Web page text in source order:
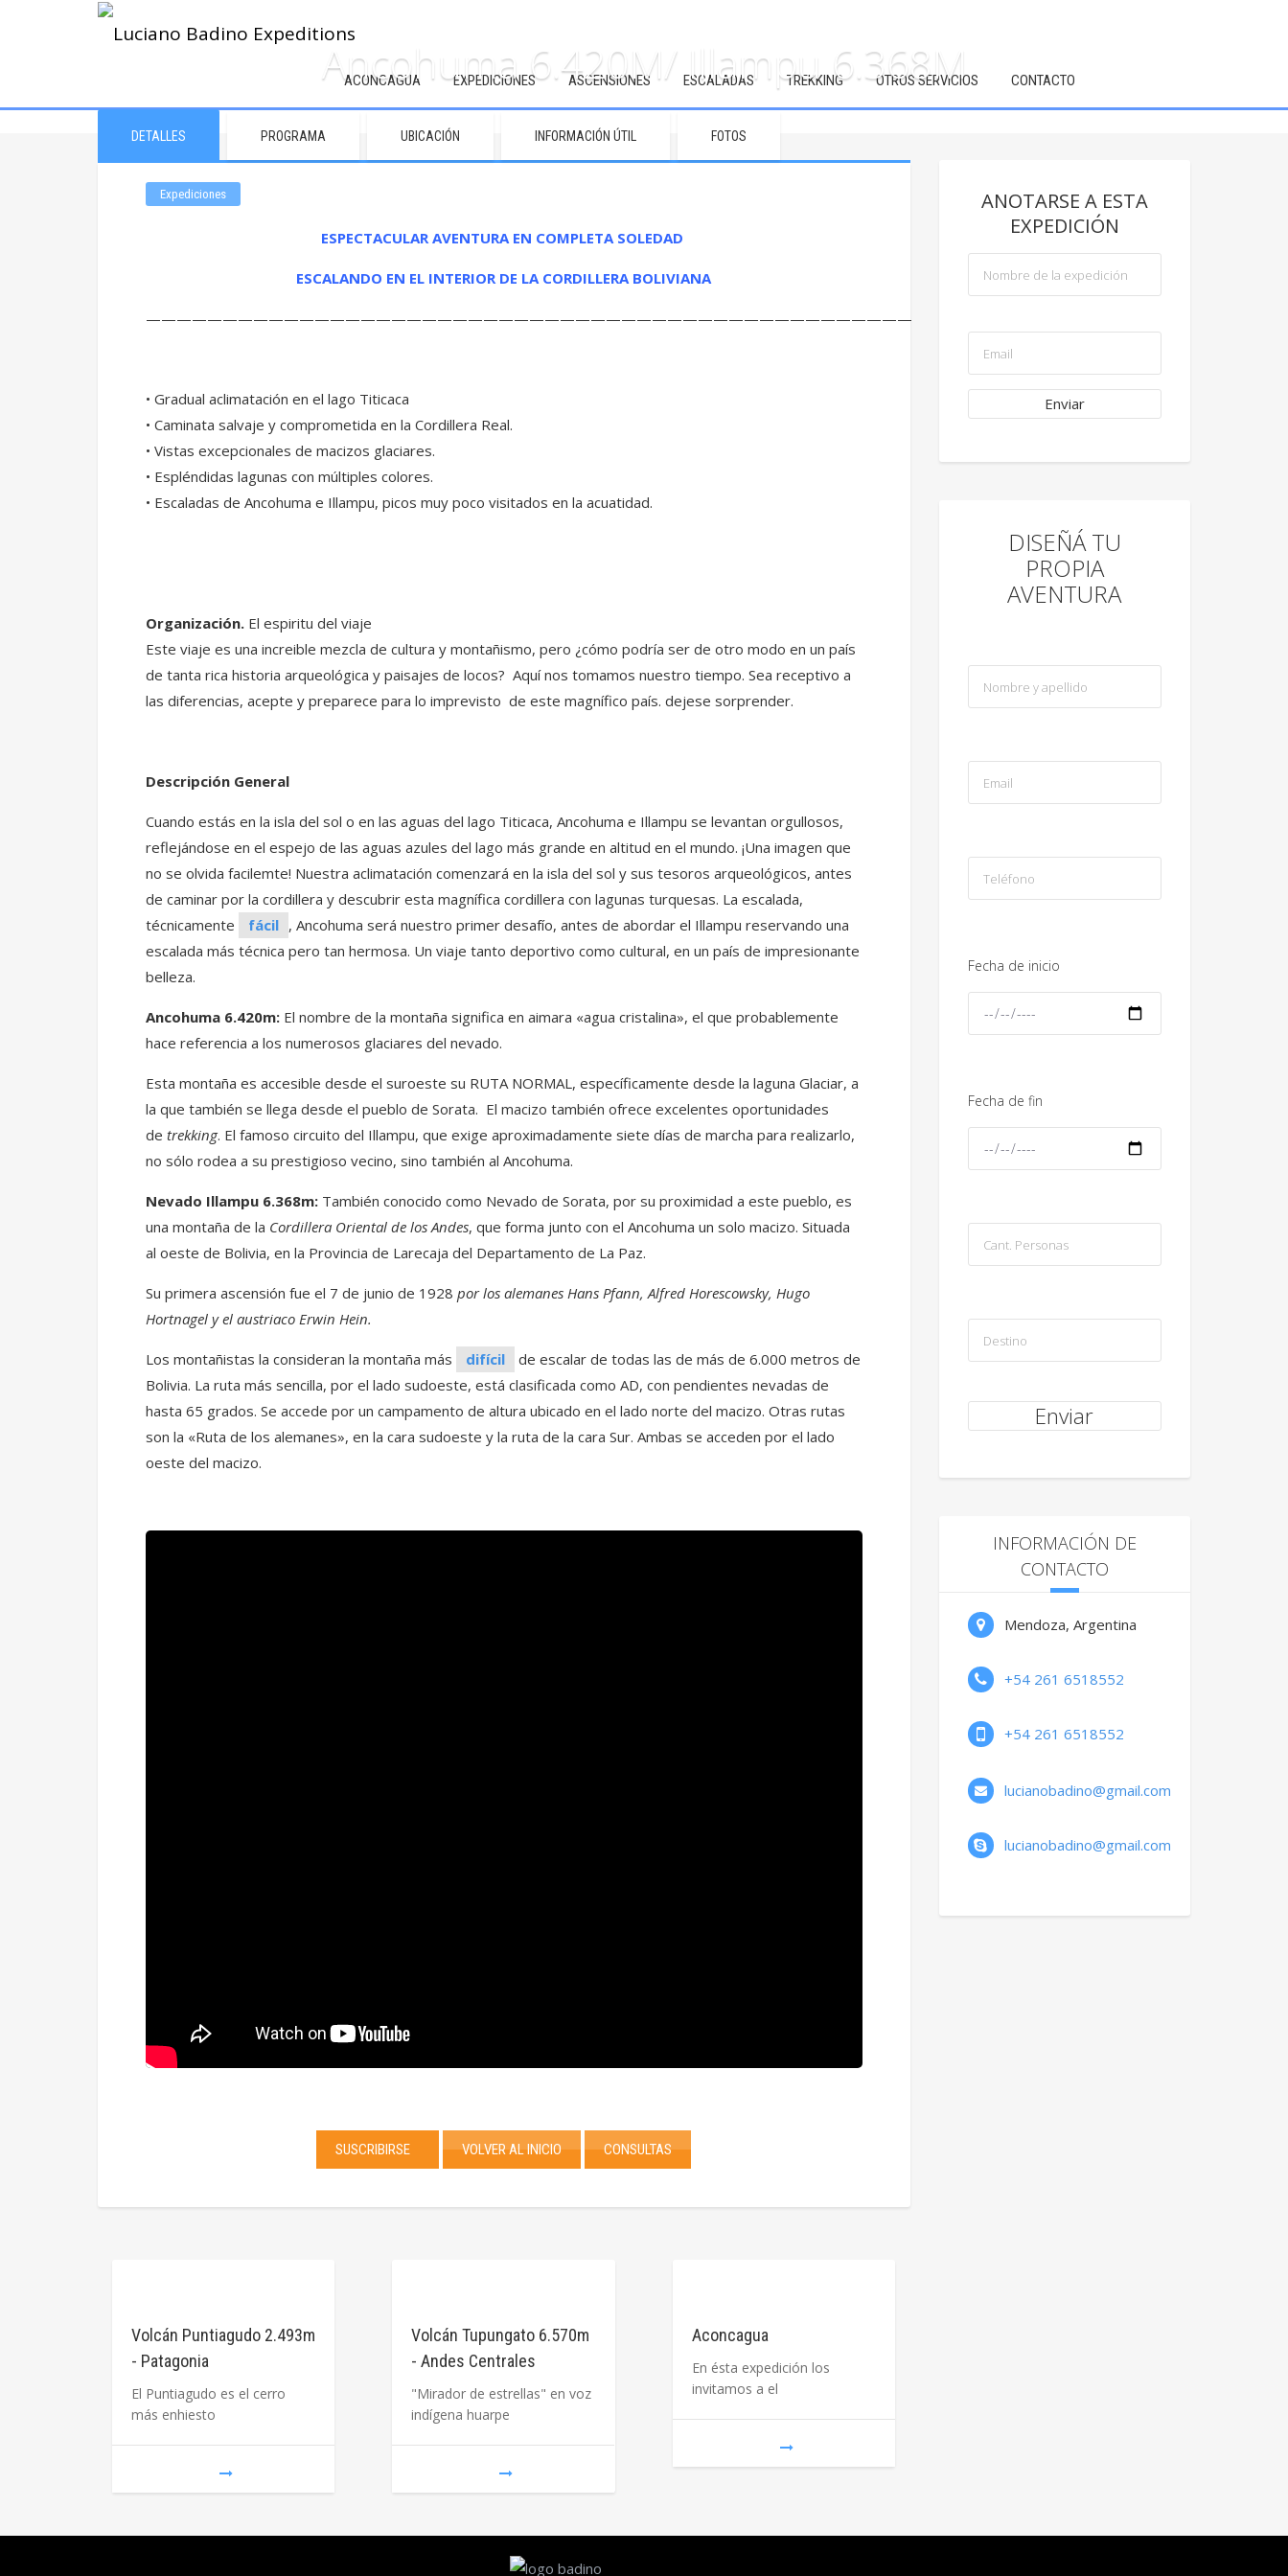
ACONCAGUA EXPEDICIONES ASCENSIONES ESCALADAS TREKKING OTROS SERVICIOS CONTACTO
Ancohuma 6.420M/ Illampu 6.368M
DETALLES PROGRAMA UBICACIÓN INFORMACIÓN ÚTIL FOTOS
Expediciones
ESPECTACULAR AVENTURA EN COMPLETA SOLEDAD
ESCALANDO EN EL INTERIOR DE LA CORDILLERA BOLIVIANA
——————————————————————————————————————————————————
• Gradual aclimatación en el lago Titicaca
• Caminata salvaje y comprometida en la Cordillera Real.
• Vistas excepcionales de macizos glaciares.
• Espléndidas lagunas con múltiples colores.
• Escaladas de Ancohuma e Illampu, picos muy poco visitados en la acuatidad.
Organización. El espiritu del viaje
Este viaje es una increible mezcla de cultura y montañismo, pero ¿cómo podría ser de otro modo en un país
de tanta rica historia arqueológica y paisajes de locos? Aquí nos tomamos nuestro tiempo. Sea receptivo a
las diferencias, acepte y preparece para lo imprevisto de este magnífico país. dejese sorprender.
Descripción General
Cuando estás en la isla del sol o en las aguas del lago Titicaca, Ancohuma e Illampu se levantan orgullosos,
reflejándose en el espejo de las aguas azules del lago más grande en altitud en el mundo. ¡Una imagen que
no se olvida facilemte! Nuestra aclimatación comenzará en la isla del sol y sus tesoros arqueológicos, antes
de caminar por la cordillera y descubrir esta magnífica cordillera con lagunas turquesas. La escalada,
técnicamente
fácil , Ancohuma será nuestro primer desafío, antes de abordar el Illampu reservando una
escalada más técnica pero tan hermosa. Un viaje tanto deportivo como cultural, en un país de impresionante
belleza.
Ancohuma 6.420m: El nombre de la montaña significa en aimara «agua cristalina», el que probablemente
hace referencia a los numerosos glaciares del nevado.
Esta montaña es accesible desde el suroeste su RUTA NORMAL, específicamente desde la laguna Glaciar, a
la que también se llega desde el pueblo de Sorata. El macizo también ofrece excelentes oportunidades
de trekking. El famoso circuito del Illampu, que exige aproximadamente siete días de marcha para realizarlo,
no sólo rodea a su prestigioso vecino, sino también al Ancohuma.
Nevado Illampu 6.368m: También conocido como Nevado de Sorata, por su proximidad a este pueblo, es
una montaña de la Cordillera Oriental de los Andes, que forma junto con el Ancohuma un solo macizo. Situada
al oeste de Bolivia, en la Provincia de Larecaja del Departamento de La Paz.
Su primera ascensión fue el 7 de junio de 1928 por los alemanes Hans Pfann, Alfred Horescowsky, Hugo
Hortnagel y el austriaco Erwin Hein.
Los montañistas la consideran la montaña más difícil
de escalar de todas las de más de 6.000 metros de
Bolivia. La ruta más sencilla, por el lado sudoeste, está clasificada como AD, con pendientes nevadas de
hasta 65 grados. Se accede por un campamento de altura ubicado en el lado norte del macizo. Otras rutas
son la «Ruta de los alemanes», en la cara sudoeste y la ruta de la cara Sur. Ambas se acceden por el lado
oeste del macizo.
SUSCRIBIRSE VOLVER AL INICIO CONSULTAS
Volcán Puntiagudo 2.493m
- Patagonia
El Puntiagudo es el cerro
más enhiesto
Volcán Tupungato 6.570m
- Andes Centrales
"Mirador de estrellas" en voz
indígena huarpe
Aconcagua
En ésta expedición los
invitamos a el
ANOTARSE A ESTA
EXPEDICIÓN
DISEÑÁ TU
PROPIA
AVENTURA
Fecha de inicio
Fecha de fin
INFORMACIÓN DE
CONTACTO
Mendoza, Argentina
+54 261 6518552
+54 261 6518552
lucianobadino@gmail.com
lucianobadino@gmail.com